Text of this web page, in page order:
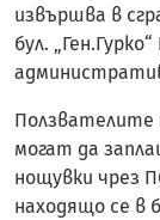
извършва в
бул.
Ползвателите
могат да
нощувки чрез
находящо се в